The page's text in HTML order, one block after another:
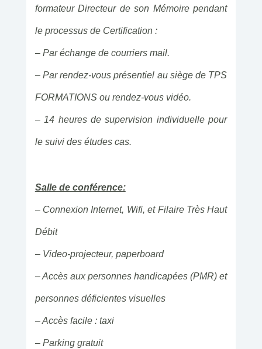
formateur Directeur de son Mémoire pendant
le processus de Certification :
– Par échange de courriers mail.
– Par rendez-vous présentiel au siège de TPS
FORMATIONS ou rendez-vous vidéo.
– 14 heures de supervision individuelle pour
le suivi des études cas.
Salle de conférence:
– Connexion Internet, Wifi, et Filaire Très Haut
Débit
– Video-projecteur, paperboard
– Accès aux personnes handicapées (PMR) et
personnes déficientes visuelles
– Accès facile : taxi
– Parking gratuit